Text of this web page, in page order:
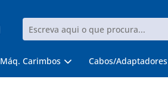
Máq. Carimbos Cabos/Adaptadores